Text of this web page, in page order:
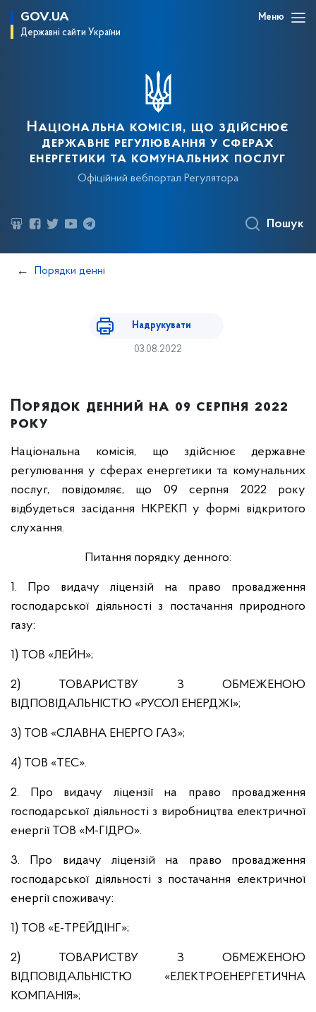
GOV.UA
Державні сайти України
Меню
Національна комісія, що здійснює
державне регулювання у сферах
енергетики та комунальних послуг
Офіційний вебпортал Регулятора
Пошук
Порядки денні
Надрукувати
03.08.2022
Порядок денний на 09 серпня 2022
року
Національна комісія, що здійснює державне
регулювання у сферах енергетики та комунальних
послуг, повідомляє, що 09 серпня 2022 року
відбудеться засідання НКРЕКП у формі відкритого
слухання.
Питання порядку денного:
1. Про видачу ліцензій на право провадження
господарської діяльності з постачання природного
газу:
1) ТОВ «ЛЕЙН»;
2) ТОВАРИСТВУ З ОБМЕЖЕНОЮ
ВІДПОВІДАЛЬНІСТЮ «РУСОЛ ЕНЕРДЖІ»;
3) ТОВ «СЛАВНА ЕНЕРГО ГАЗ»;
4) ТОВ «ТЕС».
2. Про видачу ліцензії на право провадження
господарської діяльності з виробництва електричної
енергії ТОВ «М-ГІДРО».
3. Про видачу ліцензій на право провадження
господарської діяльності з постачання електричної
енергії споживачу:
1) ТОВ «Е-ТРЕЙДІНГ»;
2) ТОВАРИСТВУ З ОБМЕЖЕНОЮ
ВІДПОВІДАЛЬНІСТЮ «ЕЛЕКТРОЕНЕРГЕТИЧНА
КОМПАНІЯ»;